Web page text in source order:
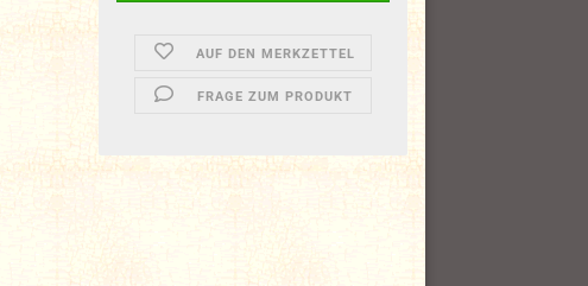
AUF DEN MERKZETTEL
FRAGE ZUM PRODUKT